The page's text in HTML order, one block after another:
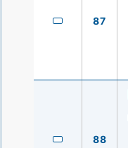
87
88